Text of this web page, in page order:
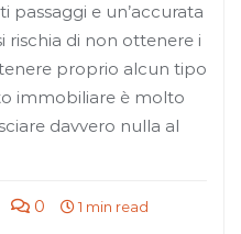
passaggi e un’accurata
rischia di non ottenere i
proprio alcun tipo
immobiliare è molto
davvero nulla al
0 1 min read